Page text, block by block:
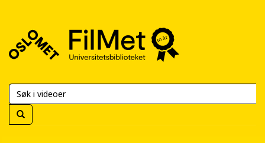
FilMet
Universitetsbiblioteket